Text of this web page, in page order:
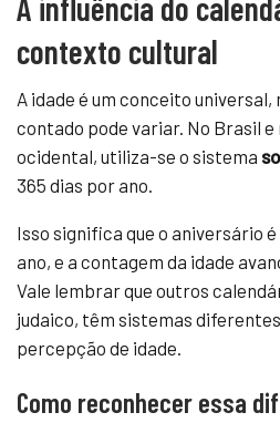
contexto cultural
A idade é um conceito universal,
contado pode variar. No Brasil
ocidental, utiliza-se o sistema
365 dias por ano.
Isso significa que o aniversário
ano, e a contagem da idade
Vale lembrar que outros
judaico, têm sistemas
percepção de idade.
Como reconhecer essa